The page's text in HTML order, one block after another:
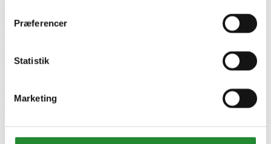
Præferencer
Statistik
Marketing
100002088
EAN-13
Relaterede artikler
And på gasgrill – klassisk med sprødt skind og hjemmelavet sauce